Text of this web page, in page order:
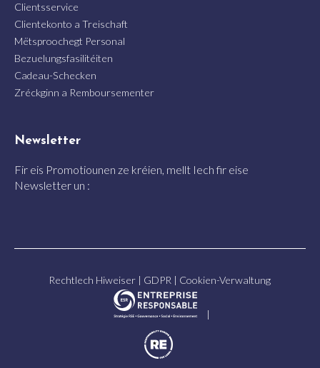
Clientsservice
Clientekonto a Treischaft
Mëtsproochegt Personal
Bezuelungsfasilitéiten
Cadeau-Schecken
Zréckginn a Remboursementer
Newsletter
Fir eis Promotiounen ze kréien, mellt Iech fir eise
Newsletter un :
Rechtlech Hiweiser | GDPR | Cookien-Verwaltung
|